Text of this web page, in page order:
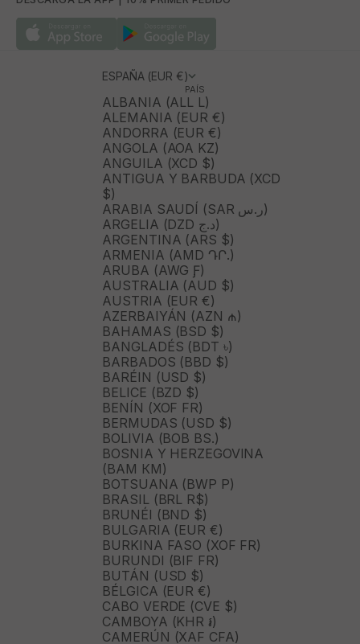
ESPAÑA (EUR €)
PAÍS
ALBANIA (ALL L)
ALEMANIA (EUR €)
ANDORRA (EUR €)
ANGOLA (AOA KZ)
ANGUILA (XCD $)
ANTIGUA Y BARBUDA (XCD
$)
ARABIA SAUDÍ (SAR ر.س)
ARGELIA (DZD د.ج)
ARGENTINA (ARS $)
ARMENIA (AMD ԴՐ.)
ARUBA (AWG Ƒ)
AUSTRALIA (AUD $)
AUSTRIA (EUR €)
AZERBAIYÁN (AZN ₼)
BAHAMAS (BSD $)
BANGLADÉS (BDT ৳)
BARBADOS (BBD $)
BARÉIN (USD $)
BELICE (BZD $)
BENÍN (XOF FR)
BERMUDAS (USD $)
BOLIVIA (BOB BS.)
BOSNIA Y HERZEGOVINA
(BAM КМ)
BOTSUANA (BWP P)
BRASIL (BRL R$)
BRUNÉI (BND $)
BULGARIA (EUR €)
BURKINA FASO (XOF FR)
BURUNDI (BIF FR)
BUTÁN (USD $)
BÉLGICA (EUR €)
CABO VERDE (CVE $)
CAMBOYA (KHR ៛)
CAMERÚN (XAF CFA)